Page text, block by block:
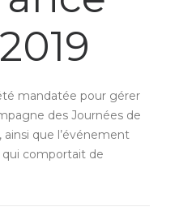
mandatée pour gérer
des Journées de
ainsi que l’événement
comportait de